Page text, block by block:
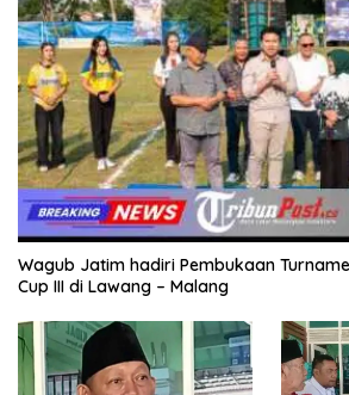
Wagub Jatim hadiri Pembukaan
Cup III di Lawang – Malang